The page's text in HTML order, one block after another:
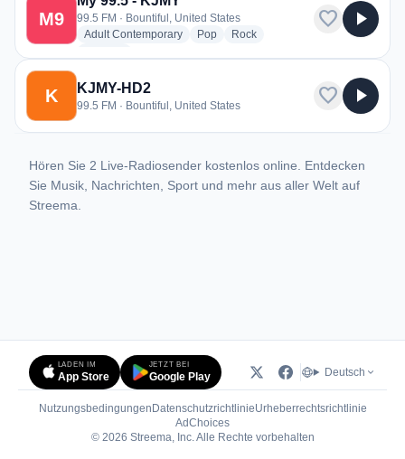
M9
99.5 FM · Bountiful, United States
Adult Contemporaryradio stations
Popradio stations
Rockradio stations
favorite play_arrow
K KJMY-HD2
99.5 FM · Bountiful, United States favorite play_arrow
Hören Sie 2 Live-Radiosender kostenlos online. Entdecken
Sie Musik, Nachrichten, Sport und mehr aus aller Welt auf
Streema.
LADEN IM
App Store
JETZT BEI
Google Play Deutsch
Nutzungsbedingungen DatenschutzrichtlinieUrheberrechtsrichtlinie
AdChoices(öffnet in neuem Tab)
© 2026 Streema, Inc. Alle Rechte vorbehalten